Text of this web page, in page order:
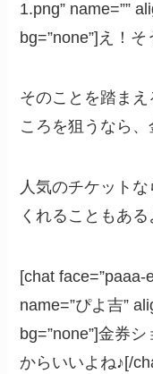
1.png” name=””
bg=”none”]え！
そのことを踏ま
ころを狙うなら、
人気のチケットな
くれることもある
[chat face=”paaa-
name=”ぴよ吉”
bg=”none”]金券
からいいよね♪[/